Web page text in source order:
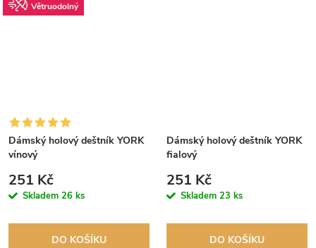
Větruodolný
Dámský holový deštník YORK
vínový
251 Kč
Skladem 26 ks
DO KOŠÍKU
Dámský holový deštník YORK
fialový
251 Kč
Skladem 23 ks
DO KOŠÍKU